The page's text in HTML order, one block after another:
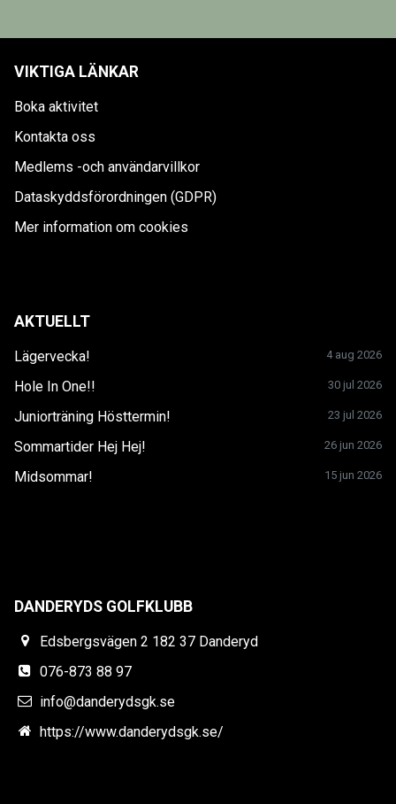
VIKTIGA LÄNKAR
Boka aktivitet
Kontakta oss
Medlems -och användarvillkor
Dataskyddsförordningen (GDPR)
Mer information om cookies
AKTUELLT
Lägervecka! 4 aug 2026
Hole In One!! 30 jul 2026
Juniorträning Hösttermin! 23 jul 2026
Sommartider Hej Hej! 26 jun 2026
Midsommar! 15 jun 2026
DANDERYDS GOLFKLUBB
Edsbergsvägen 2 182 37 Danderyd
076-873 88 97
info@danderydsgk.se
https://www.danderydsgk.se/